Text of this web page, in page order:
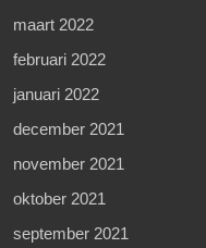
maart 2022
februari 2022
januari 2022
december 2021
november 2021
oktober 2021
september 2021